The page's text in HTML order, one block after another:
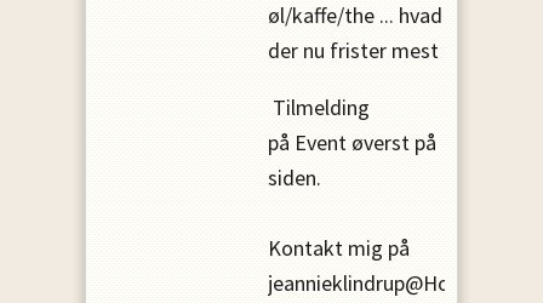
øl/kaffe/the ... hvad
der nu frister mest
Tilmelding
på Event øverst på
siden.
Kontakt mig på
jeannieklindrup@Hotmail.com